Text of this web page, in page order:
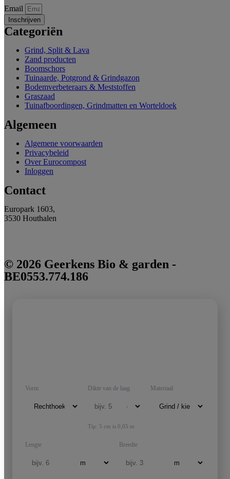
Email
Inschrijven
Categoriën
Grind, Split & Lava
Zand producten
Boomschors
Tuinaarde, Potgrond & Grindgazon
Bodemverbeteraars & Meststoffen
Graszaad
Tuinafboordingen, Grindmatten en Worteldoek
Algemeen
Algemene voorwaarden
Privacybeleid
Over Eurocompost
Inloggen
Contact
Europark 1603,
3530 Houthalen
© 2026 Geerkens Bio & garden -
BE0553.774.186
Vorm Dikte van de laag
Tip: 5 cm is 0,05 m
Materiaal
Lengte Breedte